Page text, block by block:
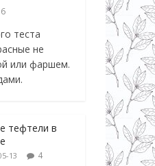
6
теста
не
или фаршем.
тефтели в
13 4